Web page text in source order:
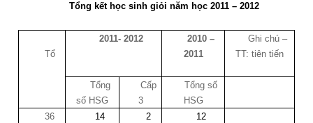
Tổng kết học sinh giỏi năm học 2011 – 2012
Tổ
2011- 2012
2010 –
2011
Ghi chú –
TT: tiên tiến
Tổng
số HSG
Cấp
3
Tổng số
HSG
36
14 2
12